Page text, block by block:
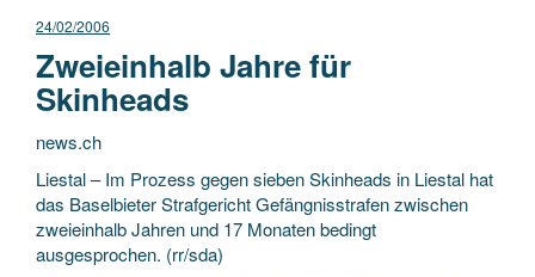
24/02/2006
Zweieinhalb Jahre für
Skinheads
news.ch
Liestal – Im Prozess gegen sieben Skinheads in Liestal hat
das Baselbieter Strafgericht Gefängnisstrafen zwischen
zweieinhalb Jahren und 17 Monaten bedingt
ausgesprochen. (rr/sda)